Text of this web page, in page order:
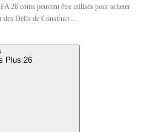
26 coins peuvent être utilisés pour acheter
des Défis de Construct ...
Plus:26